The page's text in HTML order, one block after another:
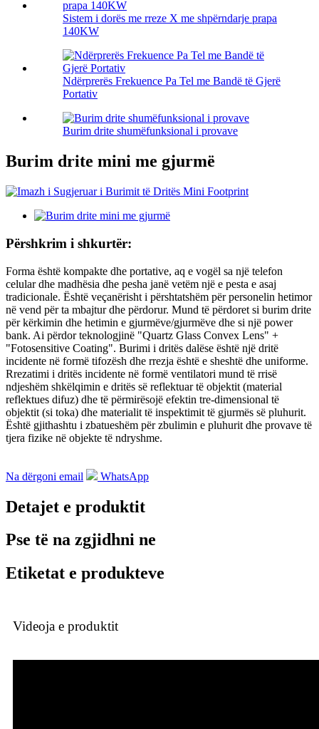
Sistem i dorës me rreze X me shpërndarje prapa
140KW
Ndërprerës Frekuence Pa Tel me Bandë të Gjerë
Portativ
Burim drite shumëfunksional i provave
Burim drite mini me gjurmë
Përshkrim i shkurtër:
Forma është kompakte dhe portative, aq e vogël sa një telefon
celular dhe madhësia dhe pesha janë vetëm një e pesta e asaj
tradicionale. Është veçanërisht i përshtatshëm për personelin hetimor
në vend për ta mbajtur dhe përdorur. Mund të përdoret si burim drite
për kërkimin dhe hetimin e gjurmëve/gjurmëve dhe si një power
bank. Ai përdor teknologjinë "Quartz Glass Convex Lens" +
"Fotosensitive Coating". Burimi i dritës dalëse është një dritë
incidente në formë tifozësh dhe rrezja është e sheshtë dhe uniforme.
Rrezatimi i dritës incidente në formë ventilatori mund të rrisë
ndjeshëm shkëlqimin e dritës së reflektuar të objektit (material
reflektues difuz) dhe të përmirësojë efektin tre-dimensional të
objektit (si toka) dhe materialit të inspektimit të gjurmës së pluhurit.
Është gjithashtu i zbatueshëm për zbulimin e pluhurit dhe provave të
tjera fizike në objekte të ndryshme.
Na dërgoni email WhatsApp
Detajet e produktit
Pse të na zgjidhni ne
Etiketat e produkteve
Videoja e produktit